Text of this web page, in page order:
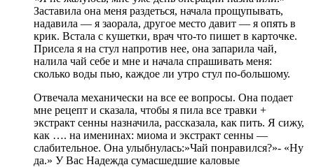
Заставила она меня раздеться, начала прощупывать,
надавила — я заорала, другое место давит — я опять в
крик. Встала с кушетки, врач что-то пишет в карточке.
Присела я на стул напротив нее, она запарила чай,
налила чай себе и мне и начала спрашивать меня:
сколько воды пью, каждое ли утро стул по-большому.
Отвечала механически на все ее вопросы. Она подает
мне рецепт и сказала, чтобы я пила все травки +
экстракт сенны назначила, рассказала, как пить. Я сижу,
как …. на именинах: миома и экстракт сенны —
слабительное. Она улыбнулась:»Чай понравился?»- «Ну
да.» У Вас Надежда сумасшедшие каловые